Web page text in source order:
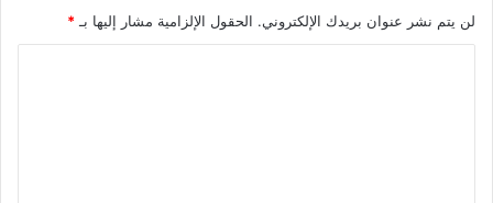
لن يتم نشر عنوان بريدك الإلكتروني. الحقول الإلزامية مشار إليها بـ *